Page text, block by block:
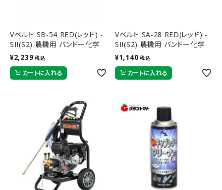
Vベルト SB-54 RED(レッド) -
SII(S2) 農機用 バンドー化学
¥2,239 税込
カートに入れる
Vベルト SA-28 RED(レッド) -
SII(S2) 農機用 バンドー化学
¥1,140 税込
カートに入れる